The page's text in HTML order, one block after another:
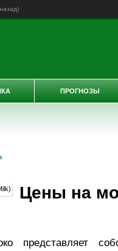
)
Цены на
представляет
ПРОГНОЗЫ